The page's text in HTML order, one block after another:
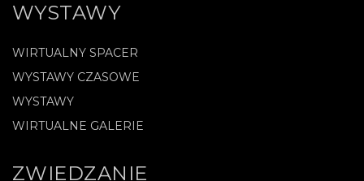
WYSTAWY
WIRTUALNY SPACER
WYSTAWY CZASOWE
WYSTAWY
WIRTUALNE GALERIE
ZWIEDZANIE